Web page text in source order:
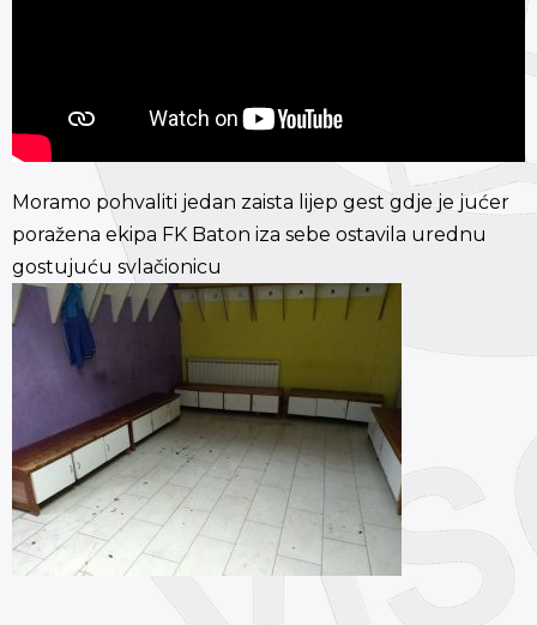
Moramo pohvaliti jedan zaista lijep gest gdje je jućer
poražena ekipa FK Baton iza sebe ostavila urednu
gostujuću svlačionicu